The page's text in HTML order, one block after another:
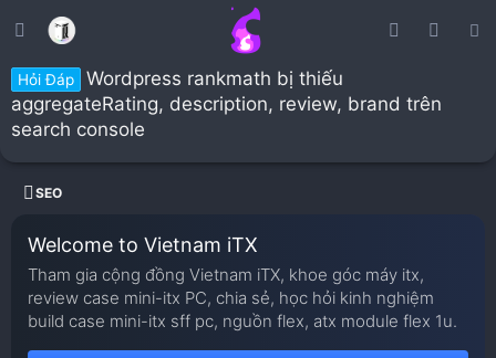
Hỏi Đáp
Wordpress rankmath bị thiếu
aggregateRating, description, review, brand trên
search console
SEO
Welcome to Vietnam iTX
Tham gia cộng đồng Vietnam iTX, khoe góc máy itx,
review case mini-itx PC, chia sẻ, học hỏi kinh nghiệm
build case mini-itx sff pc, nguồn flex, atx module flex 1u.